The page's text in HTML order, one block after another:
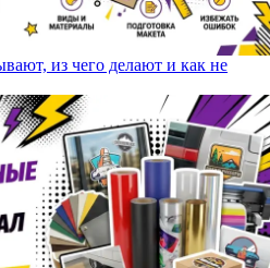
из чего делают и как не